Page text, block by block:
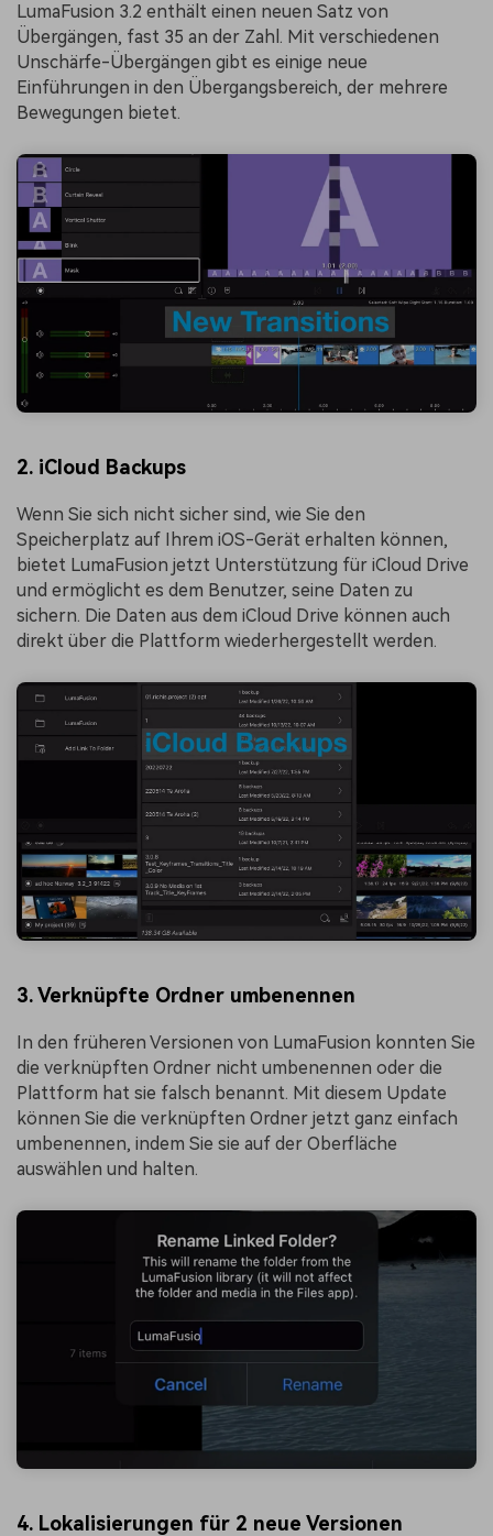
LumaFusion 3.2 enthält einen neuen Satz von
Übergängen, fast 35 an der Zahl. Mit verschiedenen
Unschärfe-Übergängen gibt es einige neue
Einführungen in den Übergangsbereich, der mehrere
Bewegungen bietet.
2. iCloud Backups
Wenn Sie sich nicht sicher sind, wie Sie den
Speicherplatz auf Ihrem iOS-Gerät erhalten können,
bietet LumaFusion jetzt Unterstützung für iCloud Drive
und ermöglicht es dem Benutzer, seine Daten zu
sichern. Die Daten aus dem iCloud Drive können auch
direkt über die Plattform wiederhergestellt werden.
3. Verknüpfte Ordner umbenennen
In den früheren Versionen von LumaFusion konnten Sie
die verknüpften Ordner nicht umbenennen oder die
Plattform hat sie falsch benannt. Mit diesem Update
können Sie die verknüpften Ordner jetzt ganz einfach
umbenennen, indem Sie sie auf der Oberfläche
auswählen und halten.
4. Lokalisierungen für 2 neue Versionen